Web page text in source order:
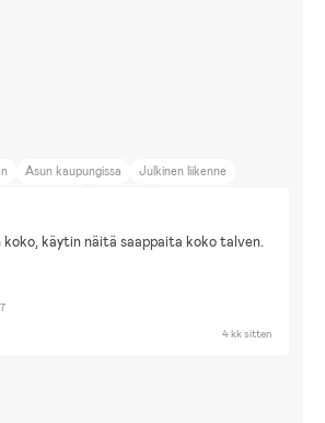
Asun kaupungissa
Julkinen liikenne
käytin näitä saappaita koko talven.
4 kk sitten